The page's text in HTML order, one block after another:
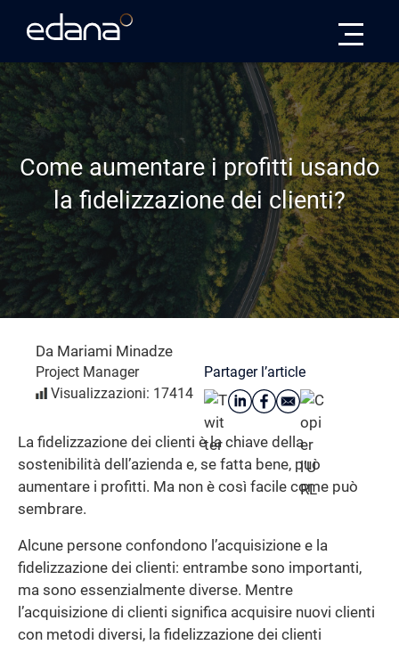
Come aumentare i profitti usando
la fidelizzazione dei clienti?
Da Mariami Minadze
Project Manager
Visualizzazioni: 17414
Partager l’article
La fidelizzazione dei clienti è la chiave della
sostenibilità dell’azienda e, se fatta bene, può
aumentare i profitti. Ma non è così facile come può
sembrare.
Alcune persone confondono l’acquisizione e la
fidelizzazione dei clienti: entrambe sono importanti,
ma sono essenzialmente diverse. Mentre
l’acquisizione di clienti significa acquisire nuovi clienti
con metodi diversi, la fidelizzazione dei clienti